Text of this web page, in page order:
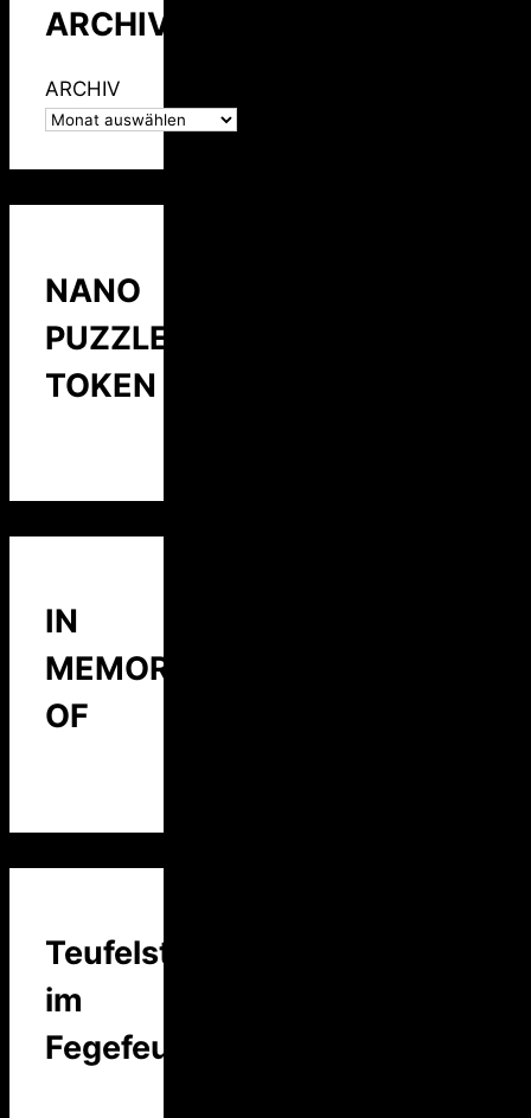
ARCHIV
ARCHIV
NANO
PUZZLE
TOKEN
IN
MEMORY
OF
Teufelstalk
im
Fegefeuer